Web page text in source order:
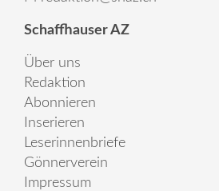
Schaffhauser AZ
Über uns
Redaktion
Abonnieren
Inserieren
Leserinnenbriefe
Gönnerverein
Impressum